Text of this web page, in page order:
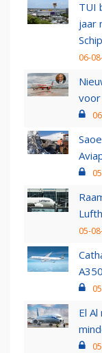
TUI
jaar
06-
voor
05-
El